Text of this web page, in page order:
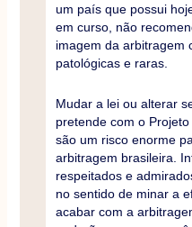
um país que possui
em curso, não
imagem da arbitragem
patológicas e raras.
Mudar a lei ou alterar
pretende com o
são um risco enorme
arbitragem brasileira.
respeitados e
no sentido de minar a
acabar com a